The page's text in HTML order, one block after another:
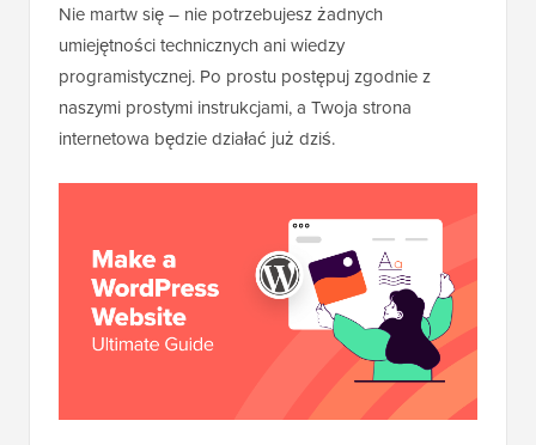
Nie martw się – nie potrzebujesz żadnych
umiejętności technicznych ani wiedzy
programistycznej. Po prostu postępuj zgodnie z
naszymi prostymi instrukcjami, a Twoja strona
internetowa będzie działać już dziś.